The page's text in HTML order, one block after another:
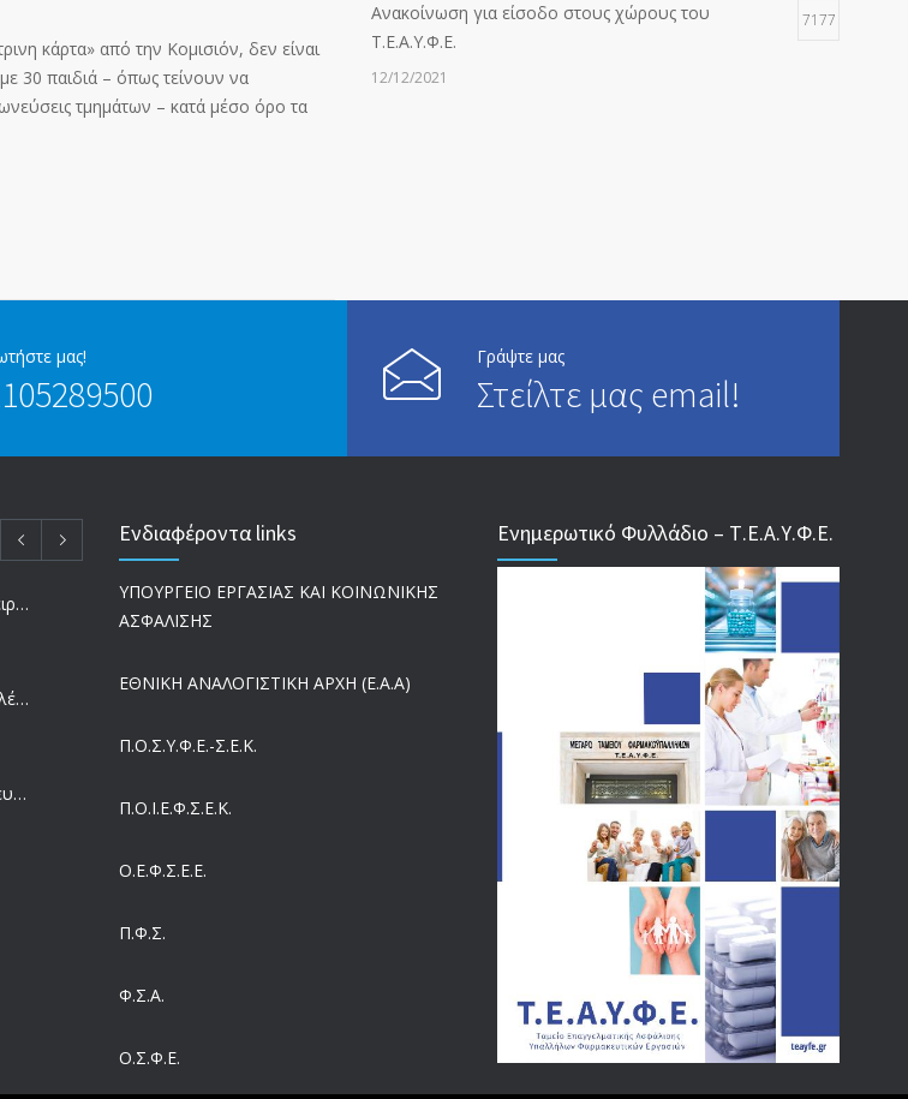
κάρτα» από την Κομισιόν, δεν είναι
30 παιδιά – όπως τείνουν να
τμημάτων – κατά μέσο όρο τα
Ανακοίνωση για είσοδο στους χώρους του
Τ.Ε.Α.Υ.Φ.Ε.
7177
12/12/2021
Επίδομα ανεργίας: Υπολογισμός βάσει μισθού και
ετών ασφάλισης
ΕΝΗΜΕΡΩΣΗ ΠΡΟΣ ΣΥΝΤΑΞΙΟΥΧΟΥΣ
ΑΝΑΚΟΙΝΩΣΗ 4024
Αναπηρικές συντάξεις: Έρχεται νέα απόφαση από το
υπουργείο Εργασίας -Τι είπε η Δ. Μιχαηλίδου για τις
3769
μας! Γράψτε μας
Στείλτε μας email!
Ποιοι συνταξιούχοι παίρνουν σειρά για επανυπολογισμό σύνταξης με αύξηση και αναδρομικά – Οι εκκρεμότητες ανά Ταμείο
Επιθεώρηση Εργασίας: Μπαράζ ελέγχων με tablets και drones
Μισθός: Το στοίχημα των 1.500 ευρώ – Πόσοι εργαζόμενοι παίρνουν αυτά τα χρήματα
Ενδιαφέροντα links
ΥΠΟΥΡΓΕΙΟ ΕΡΓΑΣΙΑΣ ΚΑΙ ΚΟΙΝΩΝΙΚΗΣ
ΑΣΦΑΛΙΣΗΣ
ΕΘΝΙΚΗ ΑΝΑΛΟΓΙΣΤΙΚΗ ΑΡΧΗ (Ε.Α.Α)
Π.Ο.Σ.Υ.Φ.Ε.-Σ.Ε.Κ.
Π.O.I.Ε.Φ.Σ.Ε.Κ.
Ο.Ε.Φ.Σ.Ε.Ε.
Π.Φ.Σ.
Φ.Σ.Α.
Ο.Σ.Φ.Ε.
Ενημερωτικό Φυλλάδιο – Τ.Ε.Α.Υ.Φ.Ε.